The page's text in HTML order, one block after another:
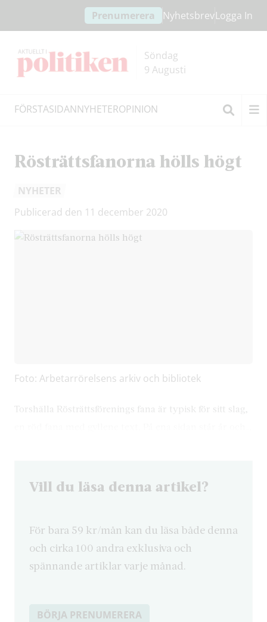
innehållet
headern
Prenumerera NyhetsbrevLogga In
Söndag
9 Augusti
FÖRSTASIDANNYHETEROPINION
Rösträttsfanorna hölls högt
NYHETER
Publicerad den 11 december 2020
Foto: Arbetarrörelsens arkiv och bibliotek
Torshälla Rösträttsförenings fana är typisk för sitt slag,
Vill du läsa denna artikel?
För bara 59 kr/mån kan du läsa både denna
och cirka 100 andra exklusiva och
spännande artiklar varje månad.
BÖRJA PRENUMERERA